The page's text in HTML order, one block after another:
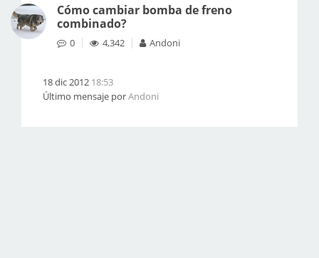
Cómo cambiar bomba de freno
combinado?
0 4,342 Andoni
18 dic 2012 18:53
Último mensaje porAndoni